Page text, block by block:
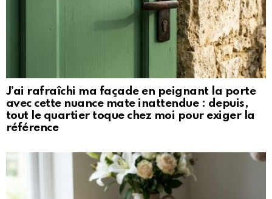
J’ai rafraîchi ma façade en peignant la porte
avec cette nuance mate inattendue : depuis,
tout le quartier toque chez moi pour exiger la
référence